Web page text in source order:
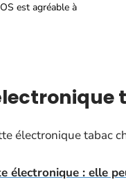
est agréable à
électronique : elle